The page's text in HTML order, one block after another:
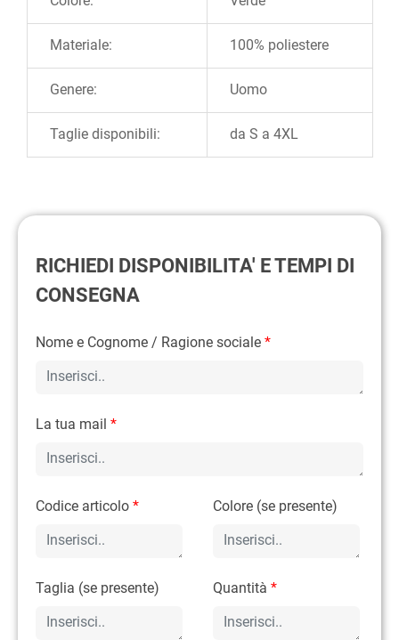
Materiale: 100% poliestere
Genere: Uomo
Taglie disponibili: da S a 4XL
RICHIEDI DISPONIBILITA' E TEMPI DI
CONSEGNA
Nome e Cognome / Ragione sociale *
La tua mail *
Codice articolo * Colore (se presente)
Taglia (se presente) Quantità*